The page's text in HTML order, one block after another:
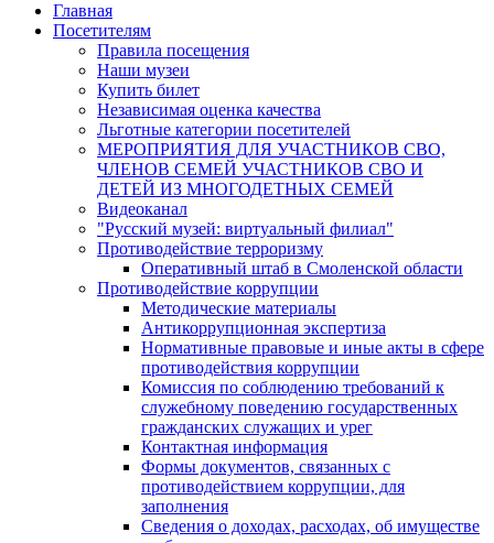
Главная
Посетителям
Правила посещения
Наши музеи
Купить билет
Независимая оценка качества
Льготные категории посетителей
МЕРОПРИЯТИЯ ДЛЯ УЧАСТНИКОВ СВО,
ЧЛЕНОВ СЕМЕЙ УЧАСТНИКОВ СВО И
ДЕТЕЙ ИЗ МНОГОДЕТНЫХ СЕМЕЙ
Видеоканал
"Русский музей: виртуальный филиал"
Противодействие терроризму
Оперативный штаб в Смоленской области
Противодействие коррупции
Методические материалы
Антикоррупционная экспертиза
Нормативные правовые и иные акты в сфере
противодействия коррупции
Комиссия по соблюдению требований к
служебному поведению государственных
гражданских служащих и урег
Контактная информация
Формы документов, связанных с
противодействием коррупции, для
заполнения
Сведения о доходах, расходах, об имуществе